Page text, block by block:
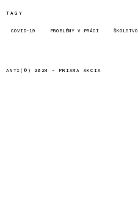
TAGY
COVID-19 PROBLÉMY V PRÁCI ŠKOLSTVO
ANTI(©) 2024 - PRIAMA AKCIA